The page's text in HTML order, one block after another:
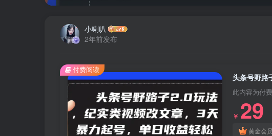
小喇叭
2年前发布
头条号野路
此内容为付
￥ 29
黄金会员
付费阅读